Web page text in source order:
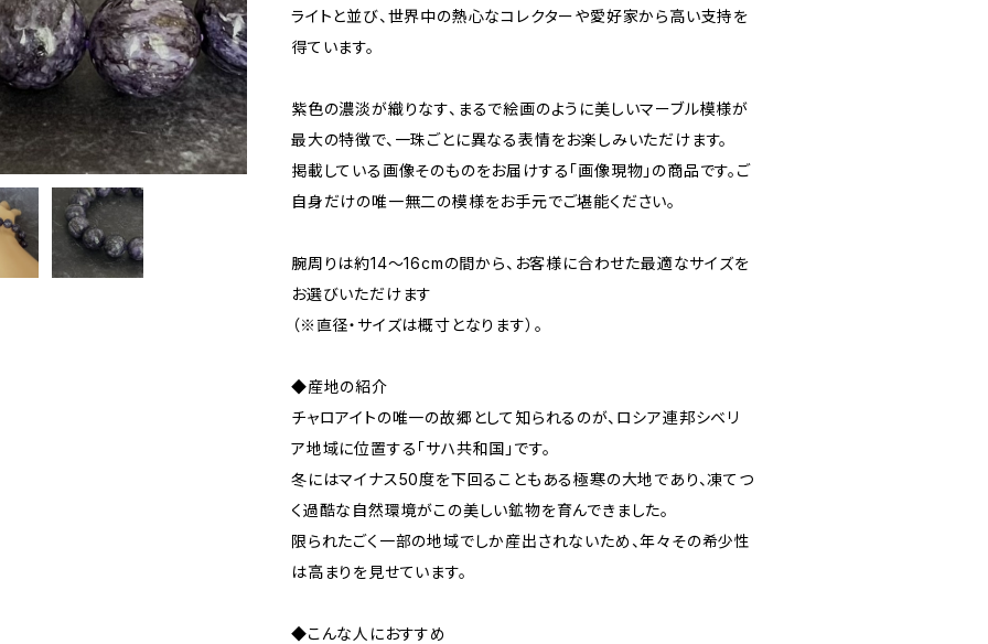
ライトと並び、世界中の熱心なコレクターや愛好家から高い支持を
得ています。
紫色の濃淡が織りなす、まるで絵画のように美しいマーブル模様が
最大の特徴で、一珠ごとに異なる表情をお楽しみいただけます。
掲載している画像そのものをお届けする「画像現物」の商品です。ご
自身だけの唯一無二の模様をお手元でご堪能ください。
腕周りは約14〜16cmの間から、お客様に合わせた最適なサイズを
お選びいただけます
（※直径・サイズは概寸となります）。
◆産地の紹介
チャロアイトの唯一の故郷として知られるのが、ロシア連邦シベリ
ア地域に位置する「サハ共和国」です。
冬にはマイナス50度を下回ることもある極寒の大地であり、凍てつ
く過酷な自然環境がこの美しい鉱物を育んできました。
限られたごく一部の地域でしか産出されないため、年々その希少性
は高まりを見せています。
◆こんな人におすすめ